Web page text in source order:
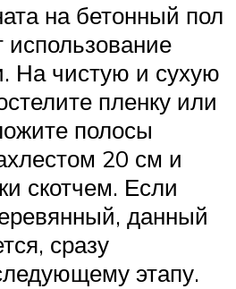
на бетонный пол
использование
На чистую и сухую
пленку или
полосы
20 см и
скотчем. Если
данный
сразу
этапу.